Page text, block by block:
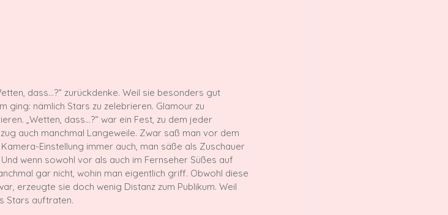
dass…?“ zurückdenke. Weil sie besonders gut
nämlich Stars zu zelebrieren. Glamour zu
„Wetten, dass…?“ war ein Fest, zu dem jeder
auch manchmal Langeweile. Zwar saß man vor dem
Einstellung immer auch, man säße als Zuschauer
wenn sowohl vor als auch im Fernseher Süßes auf
gar nicht, wohin man eigentlich griff. Obwohl diese
erzeugte sie doch wenig Distanz zum Publikum. Weil
Stars auftraten.